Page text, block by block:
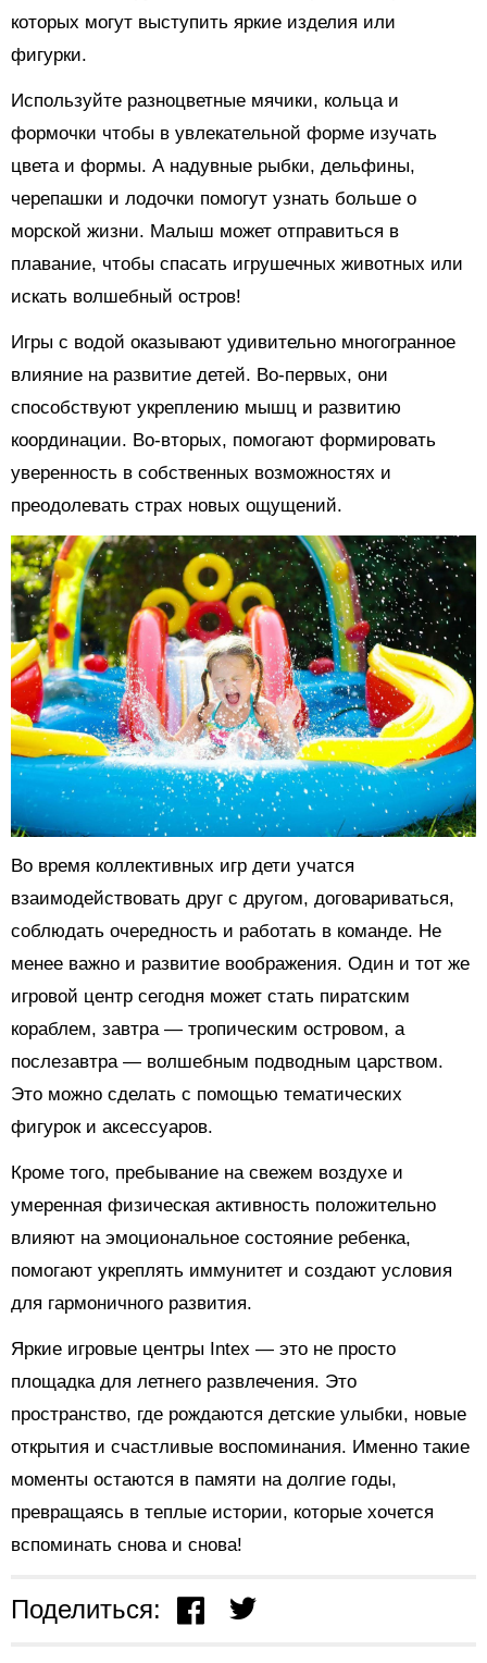
которых могут выступить яркие изделия или
фигурки.
Используйте разноцветные мячики, кольца и
формочки чтобы в увлекательной форме изучать
цвета и формы. А надувные рыбки, дельфины,
черепашки и лодочки помогут узнать больше о
морской жизни. Малыш может отправиться в
плавание, чтобы спасать игрушечных животных или
искать волшебный остров!
Игры с водой оказывают удивительно многогранное
влияние на развитие детей. Во-первых, они
способствуют укреплению мышц и развитию
координации. Во-вторых, помогают формировать
уверенность в собственных возможностях и
преодолевать страх новых ощущений.
Во время коллективных игр дети учатся
взаимодействовать друг с другом, договариваться,
соблюдать очередность и работать в команде. Не
менее важно и развитие воображения. Один и тот же
игровой центр сегодня может стать пиратским
кораблем, завтра — тропическим островом, а
послезавтра — волшебным подводным царством.
Это можно сделать с помощью тематических
фигурок и аксессуаров.
Кроме того, пребывание на свежем воздухе и
умеренная физическая активность положительно
влияют на эмоциональное состояние ребенка,
помогают укреплять иммунитет и создают условия
для гармоничного развития.
Яркие игровые центры Intex — это не просто
площадка для летнего развлечения. Это
пространство, где рождаются детские улыбки, новые
открытия и счастливые воспоминания. Именно такие
моменты остаются в памяти на долгие годы,
превращаясь в теплые истории, которые хочется
вспоминать снова и снова!
Поделиться: